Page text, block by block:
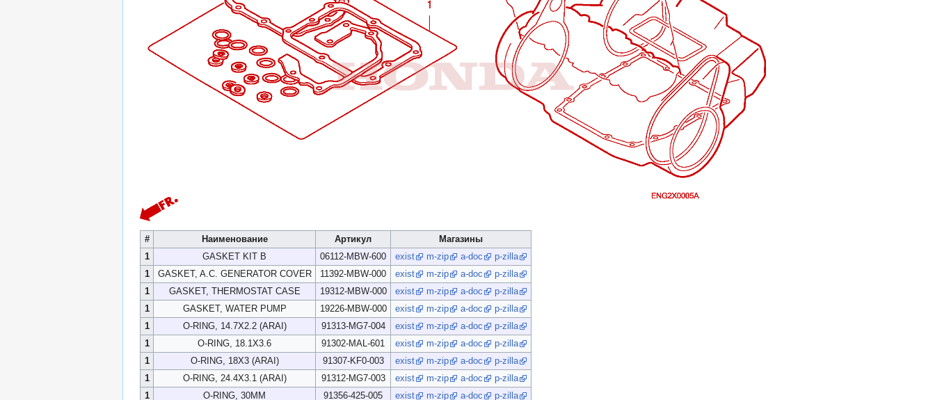
# Наименование Артикул
Магазины
1
GASKET KIT B 06112-MBW-600 exist m-zip a-doc
p-zilla
1
GASKET, A.C. GENERATOR COVER 11392-MBW-000 exist m-zip a-doc
p-zilla
1
GASKET, THERMOSTAT CASE 19312-MBW-000 exist m-zip a-doc
p-zilla
1
GASKET, WATER PUMP 19226-MBW-000 exist m-zip a-doc
p-zilla
1
O-RING, 14.7X2.2 (ARAI) 91313-MG7-004 exist m-zip a-doc
p-zilla
1
O-RING, 18.1X3.6 91302-MAL-601 exist m-zip a-doc
p-zilla
1
O-RING, 18X3 (ARAI) 91307-KF0-003 exist m-zip a-doc
p-zilla
1
O-RING, 24.4X3.1 (ARAI) 91312-MG7-003 exist m-zip a-doc
p-zilla
1
O-RING, 30MM 91356-425-005 exist m-zip a-doc p-zilla